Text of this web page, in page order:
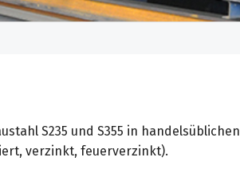
S235 und S355 in handelsüblichen
verzinkt, feuerverzinkt).